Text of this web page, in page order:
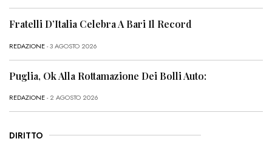
Fratelli D’Italia Celebra A Bari Il Record
REDAZIONE- 3 AGOSTO 2026
Puglia, Ok Alla Rottamazione Dei Bolli Auto:
REDAZIONE- 2 AGOSTO 2026
DIRITTO